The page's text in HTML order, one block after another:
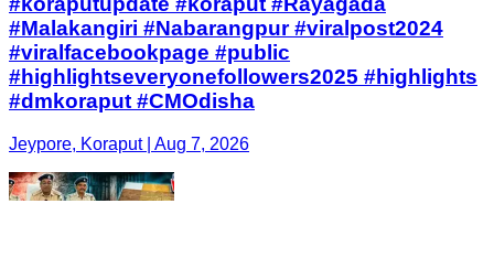
#Malakangiri #Nabarangpur #viralpost2024
#viralfacebookpage #public
#highlightseveryonefollowers2025 #highlights
#dmkoraput #CMOdisha
Jeypore, Koraput | Aug 7, 2026